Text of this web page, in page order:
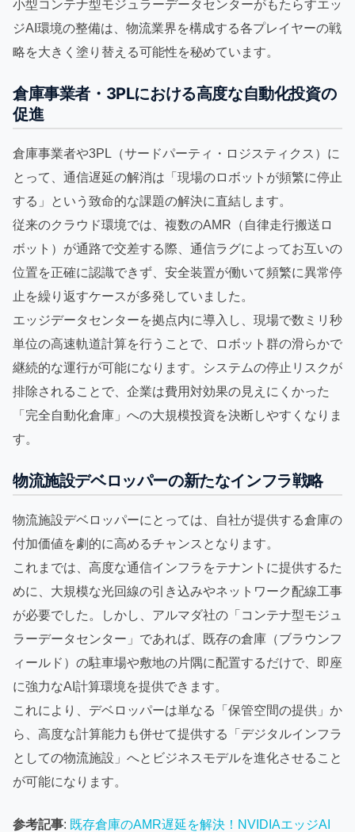
小型コンテナ型モジュラーデータセンターがもたらすエッ
ジAI環境の整備は、物流業界を構成する各プレイヤーの戦
略を大きく塗り替える可能性を秘めています。
倉庫事業者・3PLにおける高度な自動化投資の
促進
倉庫事業者や3PL（サードパーティ・ロジスティクス）に
とって、通信遅延の解消は「現場のロボットが頻繁に停止
する」という致命的な課題の解決に直結します。
従来のクラウド環境では、複数のAMR（自律走行搬送ロ
ボット）が通路で交差する際、通信ラグによってお互いの
位置を正確に認識できず、安全装置が働いて頻繁に異常停
止を繰り返すケースが多発していました。
エッジデータセンターを拠点内に導入し、現場で数ミリ秒
単位の高速軌道計算を行うことで、ロボット群の滑らかで
継続的な運行が可能になります。システムの停止リスクが
排除されることで、企業は費用対効果の見えにくかった
「完全自動化倉庫」への大規模投資を決断しやすくなりま
す。
物流施設デベロッパーの新たなインフラ戦略
物流施設デベロッパーにとっては、自社が提供する倉庫の
付加価値を劇的に高めるチャンスとなります。
これまでは、高度な通信インフラをテナントに提供するた
めに、大規模な光回線の引き込みやネットワーク配線工事
が必要でした。しかし、アルマダ社の「コンテナ型モジュ
ラーデータセンター」であれば、既存の倉庫（ブラウンフ
ィールド）の駐車場や敷地の片隅に配置するだけで、即座
に強力なAI計算環境を提供できます。
これにより、デベロッパーは単なる「保管空間の提供」か
ら、高度な計算能力も併せて提供する「デジタルインフラ
としての物流施設」へとビジネスモデルを進化させること
が可能になります。
参考記事: 既存倉庫のAMR遅延を解決！NVIDIAエッジAI